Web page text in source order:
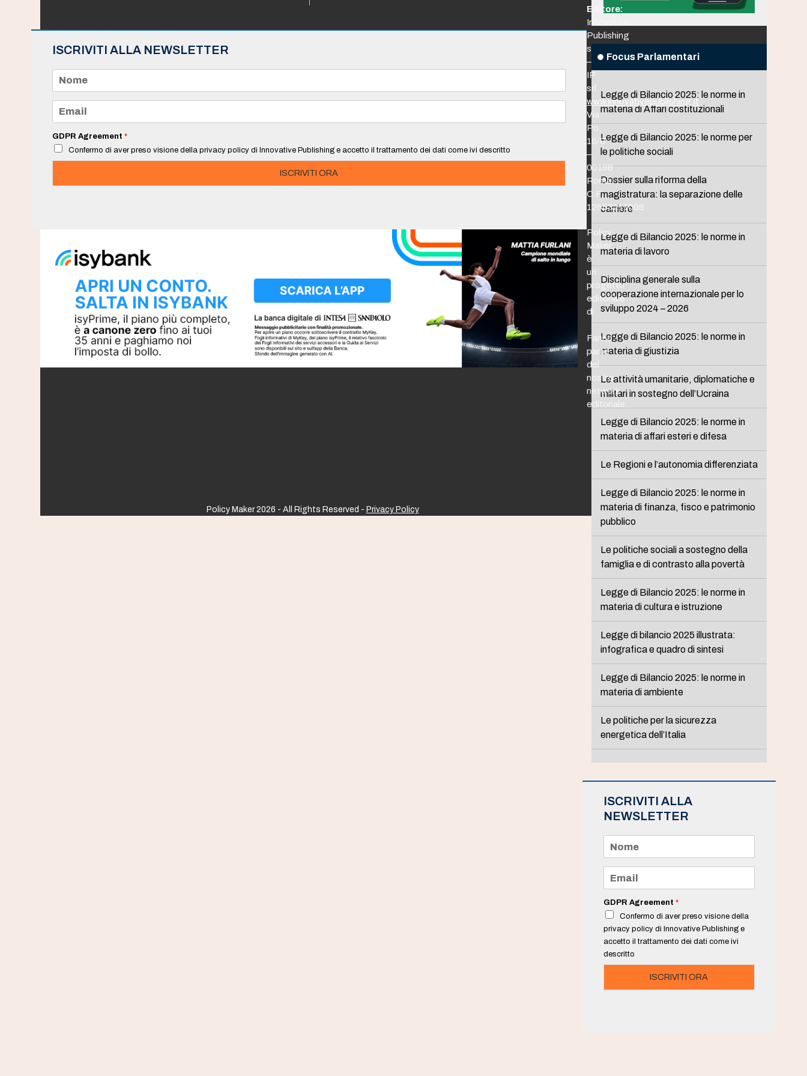
ISCRIVITI ALLA NEWSLETTER
m
e
a
i
*
GDPR Agreement *
Confermo di aver preso visione della privacy policy di Innovative Publishing e accetto il trattamento dei dati come ivi descritto
ISCRIVITI ORA
Focus Parlamentari
Legge di Bilancio 2025: le norme in
materia di Affari costituzionali
Legge di Bilancio 2025: le norme per
le politiche sociali
Dossier sulla riforma della
magistratura: la separazione delle
carriere
Legge di Bilancio 2025: le norme in
materia di lavoro
Disciplina generale sulla
cooperazione internazionale per lo
sviluppo 2024 – 2026
Legge di Bilancio 2025: le norme in
materia di giustizia
Le attività umanitarie, diplomatiche e
militari in sostegno dell’Ucraina
Legge di Bilancio 2025: le norme in
materia di affari esteri e difesa
Le Regioni e l’autonomia differenziata
Legge di Bilancio 2025: le norme in
materia di finanza, fisco e patrimonio
pubblico
Le politiche sociali a sostegno della
famiglia e di contrasto alla povertà
Legge di Bilancio 2025: le norme in
materia di cultura e istruzione
Legge di bilancio 2025 illustrata:
infografica e quadro di sintesi
Legge di Bilancio 2025: le norme in
materia di ambiente
Le politiche per la sicurezza
energetica dell’Italia
ISCRIVITI ALLA
NEWSLETTER
m
e
a
i
*
GDPR Agreement *
Confermo di aver preso visione della
privacy policy di Innovative Publishing e
accetto il trattamento dei dati come ivi
descritto
ISCRIVITI ORA
Editore:
Innovative
Publishing
srl
–
IP
srl
www.innovativepublishing.it
Via
Po,
16/B
–
00198
Roma
C.F.
12653211008
Policy
Maker
è
un
progetto
editoriale
di
Fanno
parte
del
nostro
network
editoriale:
Policy Maker 2026 - All Rights Reserved - Privacy Policy